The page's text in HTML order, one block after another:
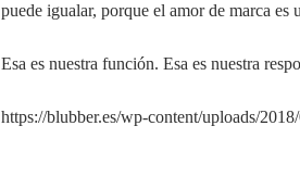
puede igualar, porque el amor de marca
Esa es nuestra función. Esa es nuestra
https://blubber.es/wp-content/uploads/